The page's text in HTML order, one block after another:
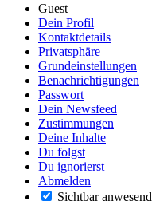
Guest
Dein Profil
Kontaktdetails
Privatsphäre
Grundeinstellungen
Benachrichtigungen
Passwort
Dein Newsfeed
Zustimmungen
Deine Inhalte
Du folgst
Du ignorierst
Abmelden
Sichtbar anwesend